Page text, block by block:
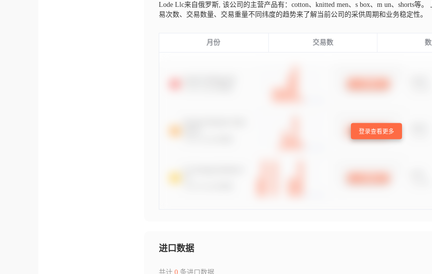
Lode Llc来自俄罗斯, 该公司的主营产品有：cotton、knitted men、s box、m un、shorts等。
易次数、交易数量、交易重量不同纬度的趋势来了解当前公司的采供周期和业务稳定性。
月份 交易数
登录查看更多
进口数据
共计 0条进口数据